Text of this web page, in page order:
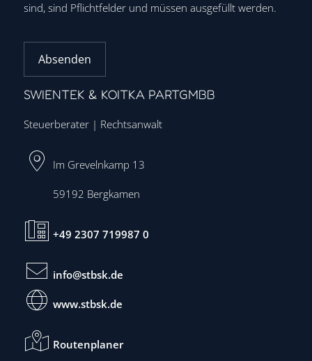
sind, sind Pflichtfelder und müssen ausgefüllt werden.
Absenden
SWIENTEK & KOITKA PARTGMBB
Steuerberater | Rechtsanwalt
Im Grevelnkamp 13
59192 Bergkamen
+49 2307 719987 0
info@stbsk.de
www.stbsk.de
Routenplaner